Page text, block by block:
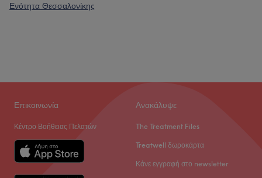
Ενότητα Θεσσαλονίκης
Επικοινωνία
Κέντρο Βοήθειας Πελατών
Ανακάλυψε
The Treatment Files
Treatwell δωροκάρτα
Κάνε εγγραφή στο newsletter